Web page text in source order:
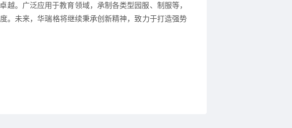
。广泛应用于教育领域，承制各类型园服、制服等，
。未来，华瑞格将继续秉承创新精神，致力于打造强势